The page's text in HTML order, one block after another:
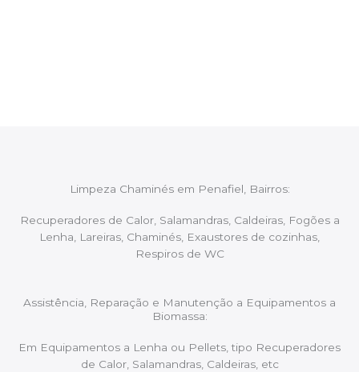
Limpeza Chaminés em Penafiel, Bairros:
Recuperadores de Calor, Salamandras, Caldeiras, Fogões a
Lenha, Lareiras, Chaminés, Exaustores de cozinhas,
Respiros de WC
Assistência, Reparação e Manutenção a Equipamentos a
Biomassa:
Em Equipamentos a Lenha ou Pellets, tipo Recuperadores
de Calor, Salamandras, Caldeiras, etc